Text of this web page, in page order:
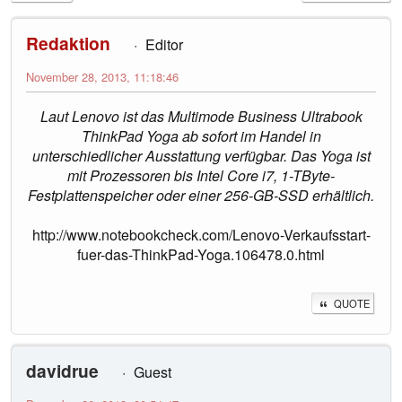
Redaktion Editor
November 28, 2013, 11:18:46
Laut Lenovo ist das Multimode Business Ultrabook
ThinkPad Yoga ab sofort im Handel in
unterschiedlicher Ausstattung verfügbar. Das Yoga ist
mit Prozessoren bis Intel Core i7, 1-TByte-
Festplattenspeicher oder einer 256-GB-SSD erhältlich.
http://www.notebookcheck.com/Lenovo-Verkaufsstart-
fuer-das-ThinkPad-Yoga.106478.0.html
QUOTE
davidrue
Guest